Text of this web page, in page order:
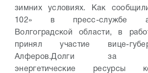
зимних условиях. Как
102» в пресс-службе
Волгоградской области, в
принял участие вице-
Алферов.Долги за
энергетические ресурсы